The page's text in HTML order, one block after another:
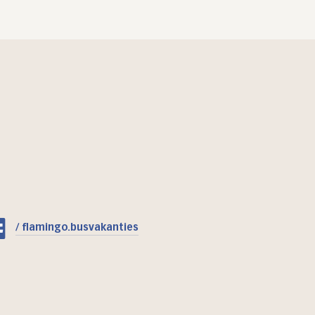
/ flamingo.busvakanties